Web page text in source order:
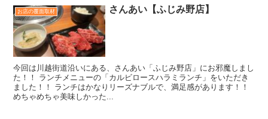
お店の覆面取材 さんあい【ふじみ野店】
今回は川越街道沿いにある、さんあい「ふじみ野店」にお邪魔しまし
た！！ ランチメニューの「カルビロースハラミランチ」をいただき
ました！！ ランチはかなりリーズナブルで、満足感があります！！
めちゃめちゃ美味しかった...